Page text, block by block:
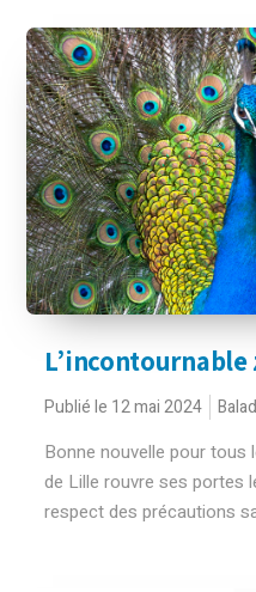
Publié le 12 mai 2024
Bonne nouvelle pour tous
de Lille rouvre ses portes
respect des précautions